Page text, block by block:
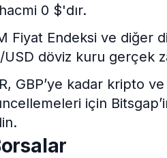
0 $'dır.
Fiyat Endeksi ve diğer
USD döviz kuru gerçek
GBP’ye kadar kripto
için